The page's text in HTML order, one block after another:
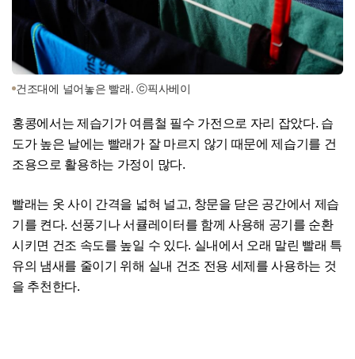
건조대에 널어놓은 빨래. ⓒ픽사베이
홍콩에서는 제습기가 여름철 필수 가전으로 자리 잡았다. 습
도가 높은 날에는 빨래가 잘 마르지 않기 때문에 제습기를 건
조용으로 활용하는 가정이 많다.
빨래는 옷 사이 간격을 넓혀 널고, 창문을 닫은 공간에서 제습
기를 켠다. 선풍기나 서큘레이터를 함께 사용해 공기를 순환
시키면 건조 속도를 높일 수 있다. 실내에서 오래 말린 빨래 특
유의 냄새를 줄이기 위해 실내 건조 전용 세제를 사용하는 것
을 추천한다.